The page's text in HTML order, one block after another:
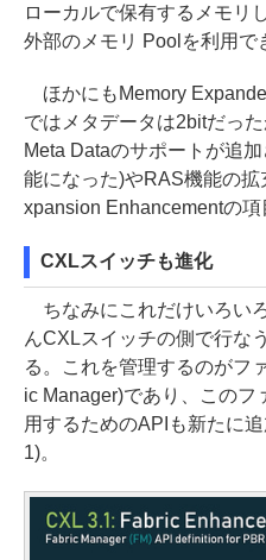
ローカルで保有するメモリ
外部のメモリ Poolを利用で
ほかにもMemory
ではメタデータは2bitだっ
Meta Dataのサポートが追
能になった)やRAS機能の
xpansion Enhancementの項
CXLスイッチも進化
ちなみにこれだけいろい
んCXLスイッチの側で行な
る。これを管理するのがフ
ic Manager)であり、このフ
用するためのAPIも新たに
1)。